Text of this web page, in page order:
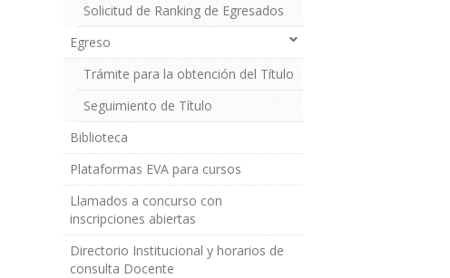
Solicitud de Ranking de Egresados
Egreso
Trámite para la obtención del Título
Seguimiento de Título
Biblioteca
Plataformas EVA para cursos
Llamados a concurso con
inscripciones abiertas
Directorio Institucional y horarios de
consulta Docente